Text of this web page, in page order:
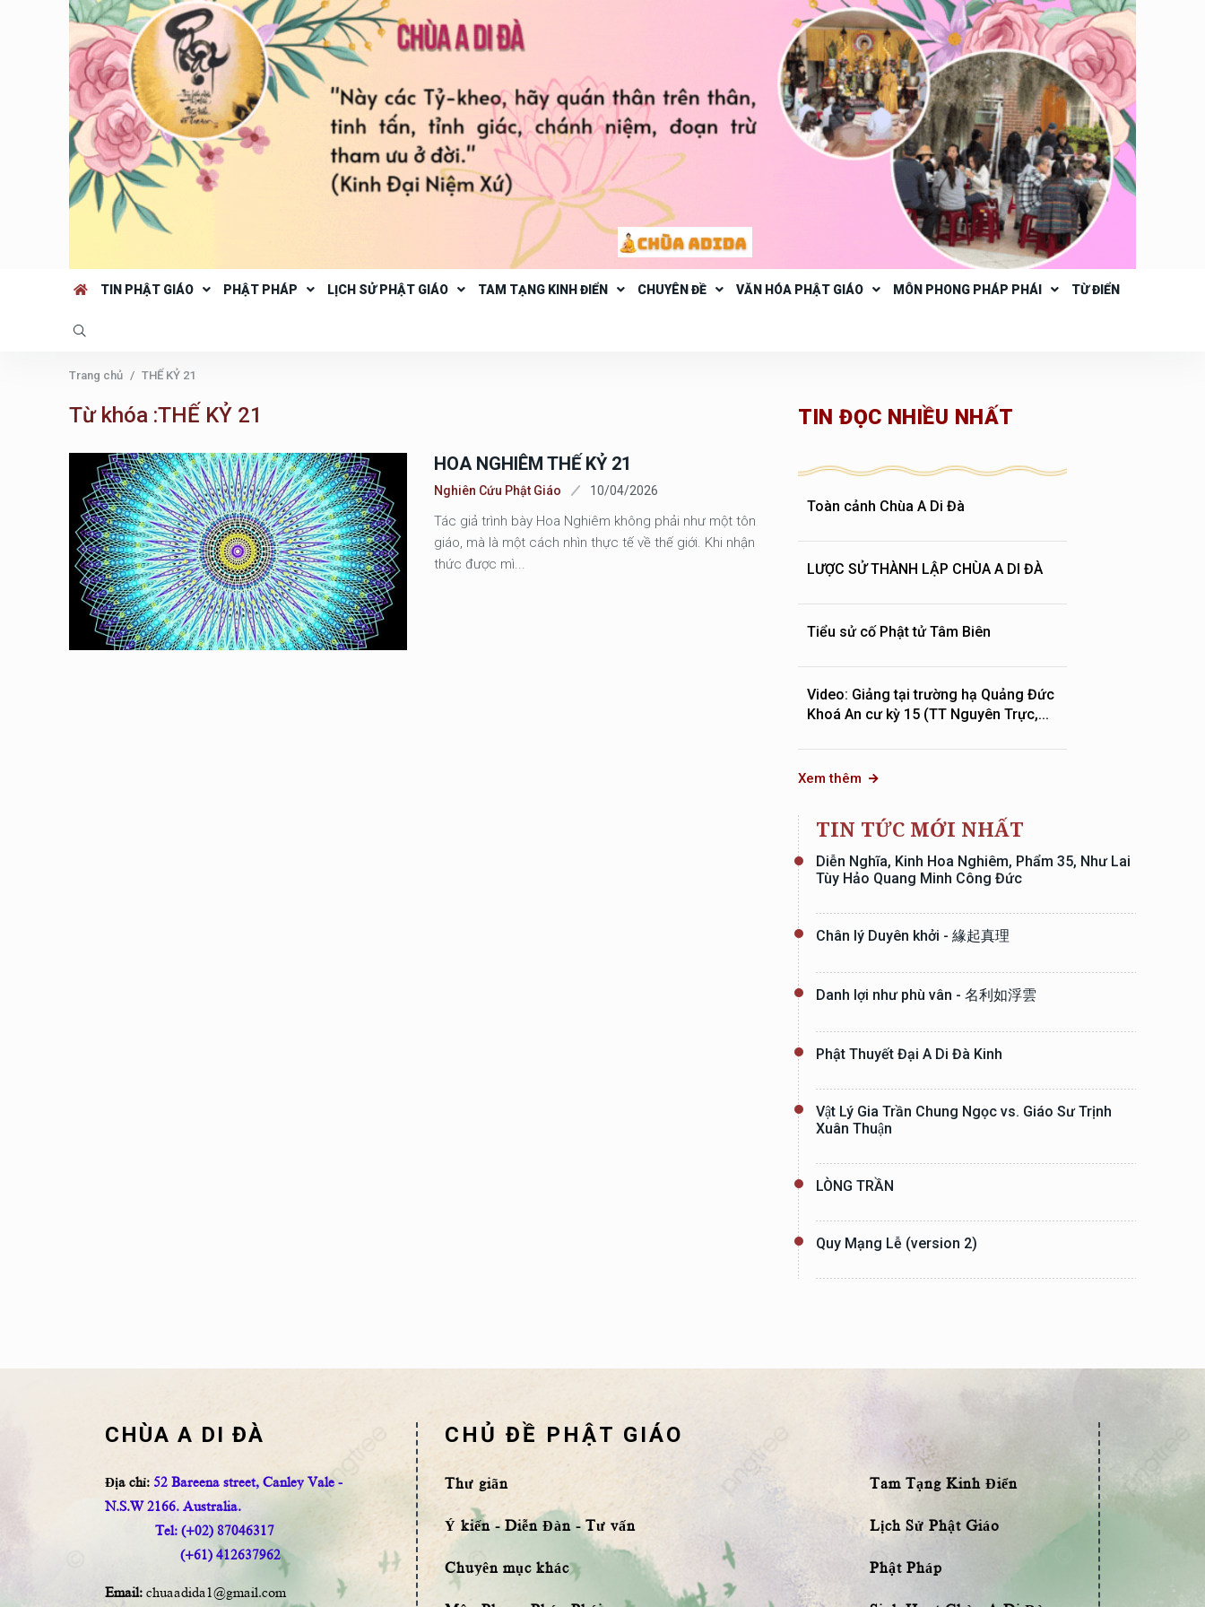
TIN PHẬT GIÁO PHẬT PHÁP LỊCH SỬ PHẬT GIÁO TAM TẠNG KINH ĐIỂN CHUYÊN ĐỀ VĂN HÓA PHẬT GIÁO MÔN PHONG PHÁP PHÁI TỪ ĐIỂN
Trang chủ THẾ KỶ 21
Từ khóa :THẾ KỶ 21
HOA NGHIÊM THẾ KỶ 21
Nghiên Cứu Phật Giáo 10/04/2026
Tác giả trình bày Hoa Nghiêm không phải như một tôn
giáo, mà là một cách nhìn thực tế về thế giới. Khi nhận
thức được mì...
TIN ĐỌC NHIỀU NHẤT
Toàn cảnh Chùa A Di Đà
LƯỢC SỬ THÀNH LẬP CHÙA A DI ĐÀ
Tiểu sử cố Phật tử Tâm Biên
Video: Giảng tại trường hạ Quảng Đức
Khoá An cư kỳ 15 (TT Nguyên Trực,...
Xem thêm
TIN TỨC MỚI NHẤT
Diễn Nghĩa, Kinh Hoa Nghiêm, Phẩm 35, Như Lai
Tùy Hảo Quang Minh Công Đức
Chân lý Duyên khởi - 緣起真理
Danh lợi như phù vân - 名利如浮雲
Phật Thuyết Đại A Di Đà Kinh
Vật Lý Gia Trần Chung Ngọc vs. Giáo Sư Trịnh
Xuân Thuận
LÒNG TRẦN
Quy Mạng Lễ (version 2)
CHÙA A DI ĐÀ
Địa chỉ: 52 Bareena street, Canley Vale -
N.S.W 2166. Australia.
Tel: (+02) 87046317
(+61) 412637962
Email: chuaadida1@gmail.com
CHỦ ĐỀ PHẬT GIÁO
Thư giãn
Ý kiến - Diễn Đàn - Tư vấn
Chuyên mục khác
Tam Tạng Kinh Điển
Lịch Sử Phật Giáo
Phật Pháp